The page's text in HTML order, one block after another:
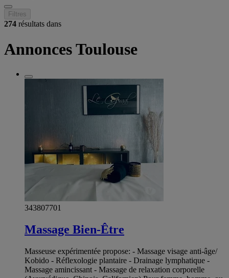
Filtres
274 résultats dans
Annonces Toulouse
343807701
Massage Bien-Être
Masseuse expérimentée propose: - Massage visage anti-âge/
Kobido - Réflexologie plantaire - Drainage lymphatique -
Massage amincissant - Massage de relaxation corporelle